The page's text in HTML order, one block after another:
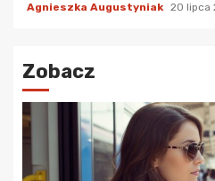
Agnieszka Augustyniak 20 lipca
Zobacz